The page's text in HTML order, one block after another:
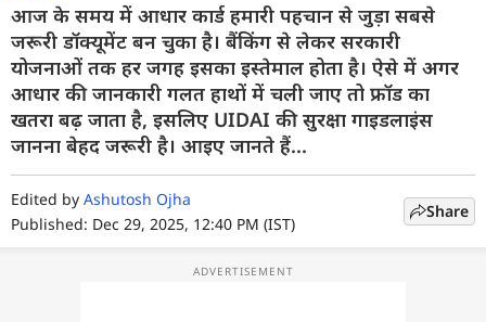
न्यूज़
रिव्यू
मोबाइल फोन्स
गेमिंग
फोटो
आज के समय में आधार कार्ड हमारी पहचान से जुड़ा सबसे
जरूरी डॉक्यूमेंट बन चुका है। बैंकिंग से लेकर सरकारी
योजनाओं तक हर जगह इसका इस्तेमाल होता है। ऐसे में अगर
आधार की जानकारी गलत हाथों में चली जाए तो फ्रॉड का
खतरा बढ़ जाता है, इसलिए UIDAI की सुरक्षा गाइडलाइंस
जानना बेहद जरूरी है। आइए जानते हैं...
Edited by Ashutosh Ojha
Published: Dec 29, 2025, 12:40 PM (IST)
Share